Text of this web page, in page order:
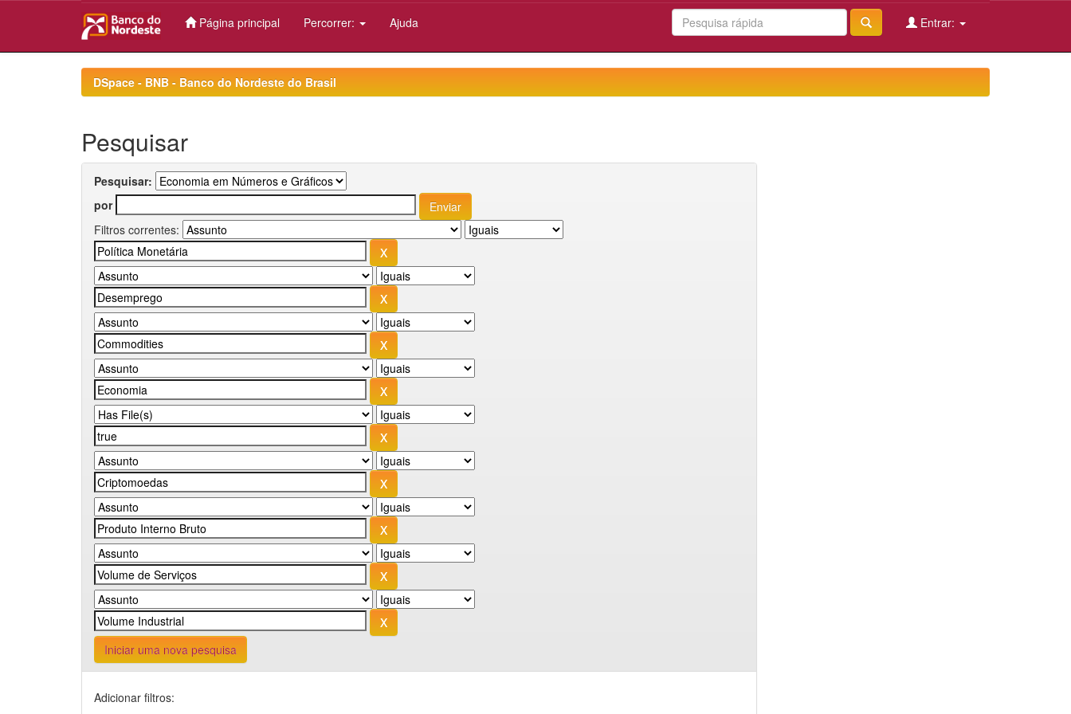
Página principal Percorrer: Ajuda Entrar:
DSpace - BNB - Banco do Nordeste do Brasil
Pesquisar
Pesquisar:
por
Filtros correntes:
Iniciar uma nova pesquisa
Adicionar filtros: